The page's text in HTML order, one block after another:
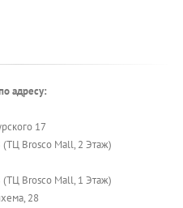
адресу:
17
(ТЦ Brosco Mall, 2 Этаж)
(ТЦ Brosco Mall, 1 Этаж)
28